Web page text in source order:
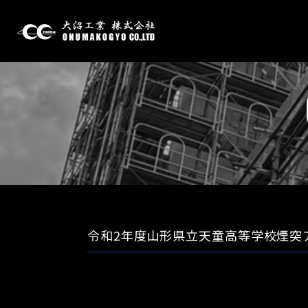
令和2年度山形県立天童高等学校煙突